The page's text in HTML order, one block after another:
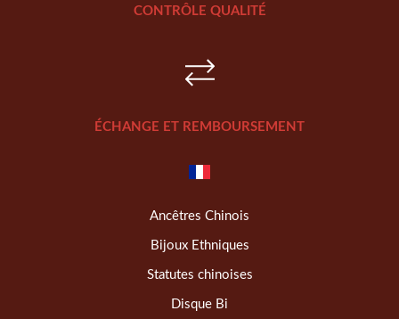
CONTRÔLE QUALITÉ
ÉCHANGE ET REMBOURSEMENT
Ancêtres Chinois
Bijoux Ethniques
Statutes chinoises
Disque Bi